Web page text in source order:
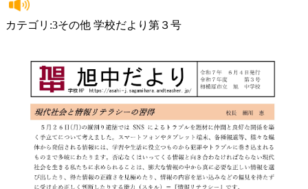
カテゴリ:3その他 学校だより第３号